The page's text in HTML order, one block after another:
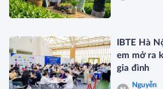
IBTE Hà
em mở ra
gia đình
Nguyễn